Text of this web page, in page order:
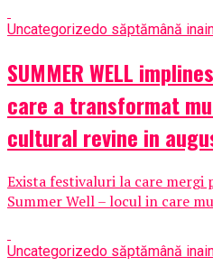
Uncategorizedo săptămână
SUMMER WELL
care a transformat
cultural revine in
Exista festivaluri la care mergi
Summer Well – locul in care
Uncategorizedo săptămână